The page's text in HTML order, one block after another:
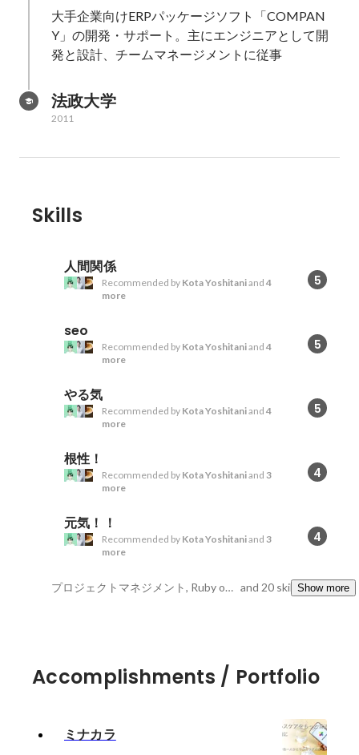
大手企業向けERPパッケージソフト「COMPAN
Y」の開発・サポート。主にエンジニアとして開
発と設計、チームマネージメントに従事
法政大学
2011
Skills
人間関係
5
Recommended by Kota Yoshitaniand 4
more
seo
5
Recommended by Kota Yoshitaniand 4
more
やる気
5
Recommended by Kota Yoshitaniand 4
more
根性！
4
Recommended by Kota Yoshitaniand 3
more
元気！！
4
Recommended by Kota Yoshitaniand 3
more
プロジェクトマネジメント, Ruby on Rails, Web広告 and 20 skillsShow more
Accomplishments / Portfolio
ミナカラ